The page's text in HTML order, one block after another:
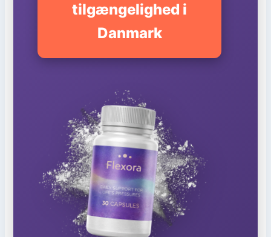
tilgængelighed i
Danmark